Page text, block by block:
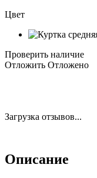
Цвет
Проверить наличие
Отложить Отложено
Загрузка отзывов...
Описание